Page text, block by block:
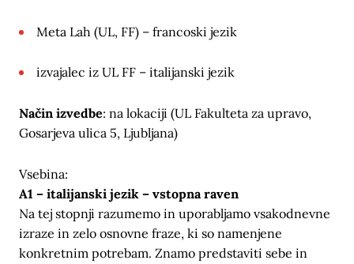
Meta Lah (UL, FF) – francoski jezik
izvajalec iz UL FF – italijanski jezik
Način izvedbe: na lokaciji (UL Fakulteta za upravo,
Gosarjeva ulica 5, Ljubljana)
Vsebina:
A1 – italijanski jezik – vstopna raven
Na tej stopnji razumemo in uporabljamo vsakodnevne
izraze in zelo osnovne fraze, ki so namenjene
konkretnim potrebam. Znamo predstaviti sebe in